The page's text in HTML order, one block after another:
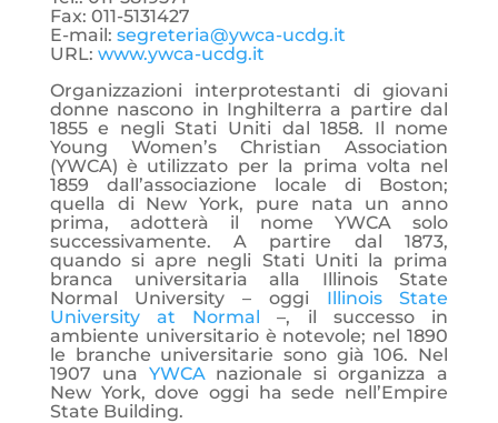
Fax: 011-5131427
E-mail: segreteria@ywca-ucdg.it
URL: www.ywca-ucdg.it
Organizzazioni interprotestanti di giovani
donne nascono in Inghilterra a partire dal
1855 e negli Stati Uniti dal 1858. Il nome
Young Women’s Christian Association
(YWCA) è utilizzato per la prima volta nel
1859 dall’associazione locale di Boston;
quella di New York, pure nata un anno
prima, adotterà il nome YWCA solo
successivamente. A partire dal 1873,
quando si apre negli Stati Uniti la prima
branca universitaria alla Illinois State
Normal University – oggi Illinois State
University at Normal –, il successo in
ambiente universitario è notevole; nel 1890
le branche universitarie sono già 106. Nel
1907 una YWCAnazionale si organizza a
New York, dove oggi ha sede nell’Empire
State Building.